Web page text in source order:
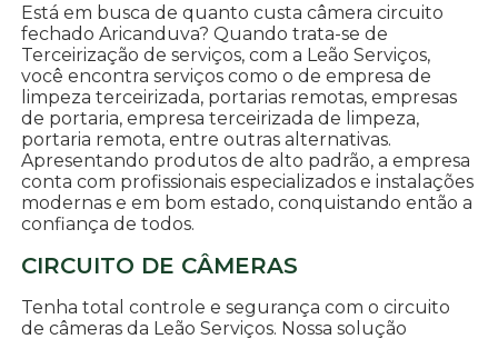
Está em busca de quanto custa câmera circuito
fechado Aricanduva? Quando trata-se de
Terceirização de serviços, com a Leão Serviços,
você encontra serviços como o de empresa de
limpeza terceirizada, portarias remotas, empresas
de portaria, empresa terceirizada de limpeza,
portaria remota, entre outras alternativas.
Apresentando produtos de alto padrão, a empresa
conta com profissionais especializados e instalações
modernas e em bom estado, conquistando então a
confiança de todos.
CIRCUITO DE CÂMERAS
Tenha total controle e segurança com o circuito
de câmeras da Leão Serviços. Nossa solução